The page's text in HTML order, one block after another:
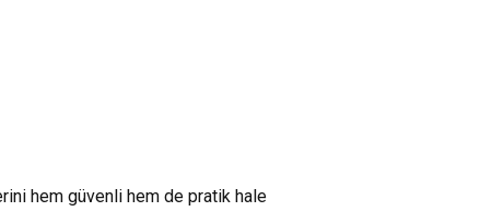
hem güvenli hem de pratik hale